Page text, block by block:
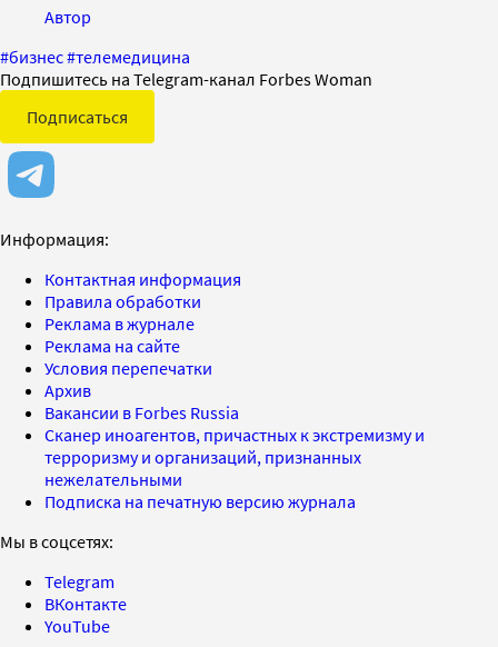
Автор
#бизнес#телемедицина
Подпишитесь на Telegram-канал Forbes Woman
Подписаться
Информация:
Контактная информация
Правила обработки
Реклама в журнале
Реклама на сайте
Условия перепечатки
Архив
Вакансии в Forbes Russia
Сканер иноагентов, причастных к экстремизму и
терроризму и организаций, признанных
нежелательными
Подписка на печатную версию журнала
Мы в соцсетях:
Telegram
ВКонтакте
YouTube